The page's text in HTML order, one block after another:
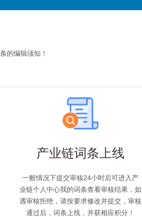
的编辑须知！
产业链词条上线
一般情况下提交审核24小时后可进入产
业链个人中心我的词条查看审核结果，如
遇审核拒绝，请按要求修改并提交，审核
通过后，词条上线，并获相应积分！